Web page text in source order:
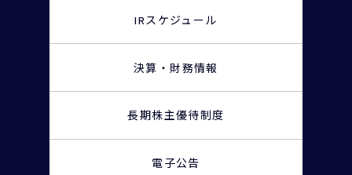
IRスケジュール
決算・財務情報
長期株主優待制度
電子公告